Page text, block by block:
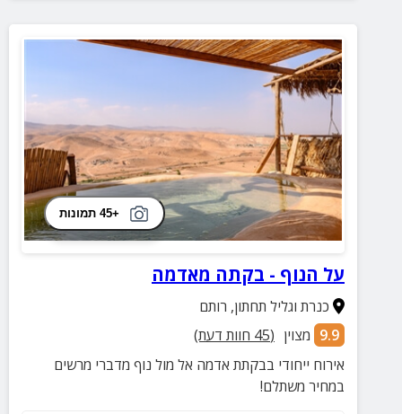
+45 תמונות
על הנוף - בקתה מאדמה
כנרת וגליל תחתון, רותם
9.9 מצוין (
45 חוות דעת)
אירוח ייחודי בבקתת אדמה אל מול נוף מדברי מרשים
במחיר משתלם!